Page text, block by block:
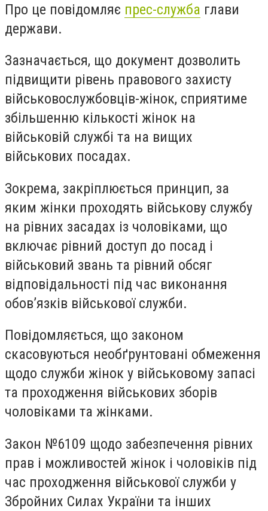
Про це повідомляє прес-служба глави
держави.
Зазначається, що документ дозволить
підвищити рівень правового захисту
військовослужбовців-жінок, сприятиме
збільшенню кількості жінок на
військовій службі та на вищих
військових посадах.
Зокрема, закріплюється принцип, за
яким жінки проходять військову службу
на рівних засадах із чоловіками, що
включає рівний доступ до посад і
військовий звань та рівний обсяг
відповідальності під час виконання
обов’язків військової служби.
Повідомляється, що законом
скасовуються необґрунтовані обмеження
щодо служби жінок у військовому запасі
та проходження військових зборів
чоловіками та жінками.
Закон №6109 щодо забезпечення рівних
прав і можливостей жінок і чоловіків під
час проходження військової служби у
Збройних Силах України та інших